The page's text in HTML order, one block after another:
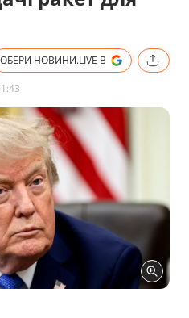
ОБЕРИ НОВИНИ.LIVE В